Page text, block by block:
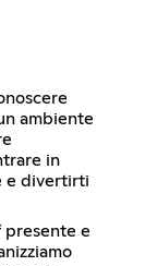
ambiente
in
e divertirti
presente e